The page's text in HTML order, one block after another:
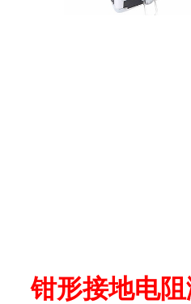
钳形接地电